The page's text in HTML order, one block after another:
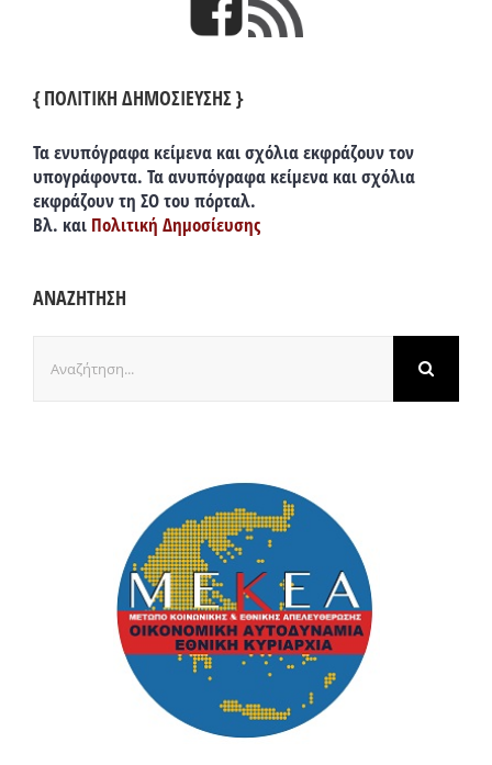
{ ΠΟΛΙΤΙΚΗ ΔΗΜΟΣΙΕΥΣΗΣ }
Τα ενυπόγραφα κείμενα και σχόλια εκφράζουν τον
υπογράφοντα. Τα ανυπόγραφα κείμενα και σχόλια
εκφράζουν τη ΣΟ του πόρταλ.
Βλ. και Πολιτική Δημοσίευσης
ΑΝΑΖΗΤΗΣΗ
για: